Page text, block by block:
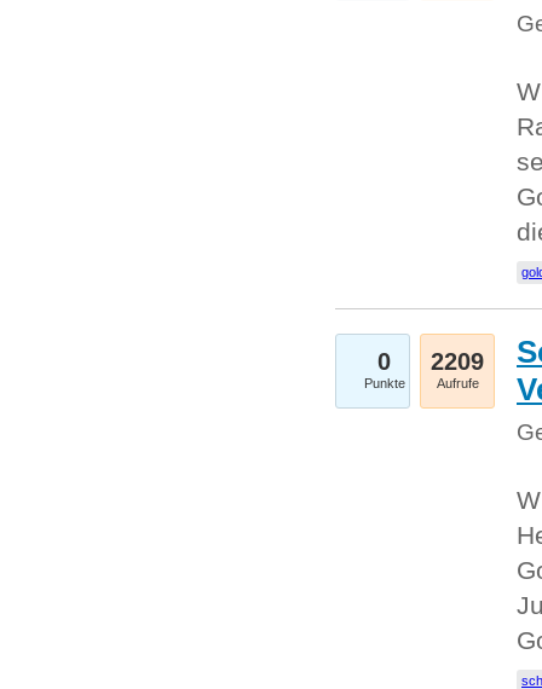
0
Punkte
2209
Aufrufe